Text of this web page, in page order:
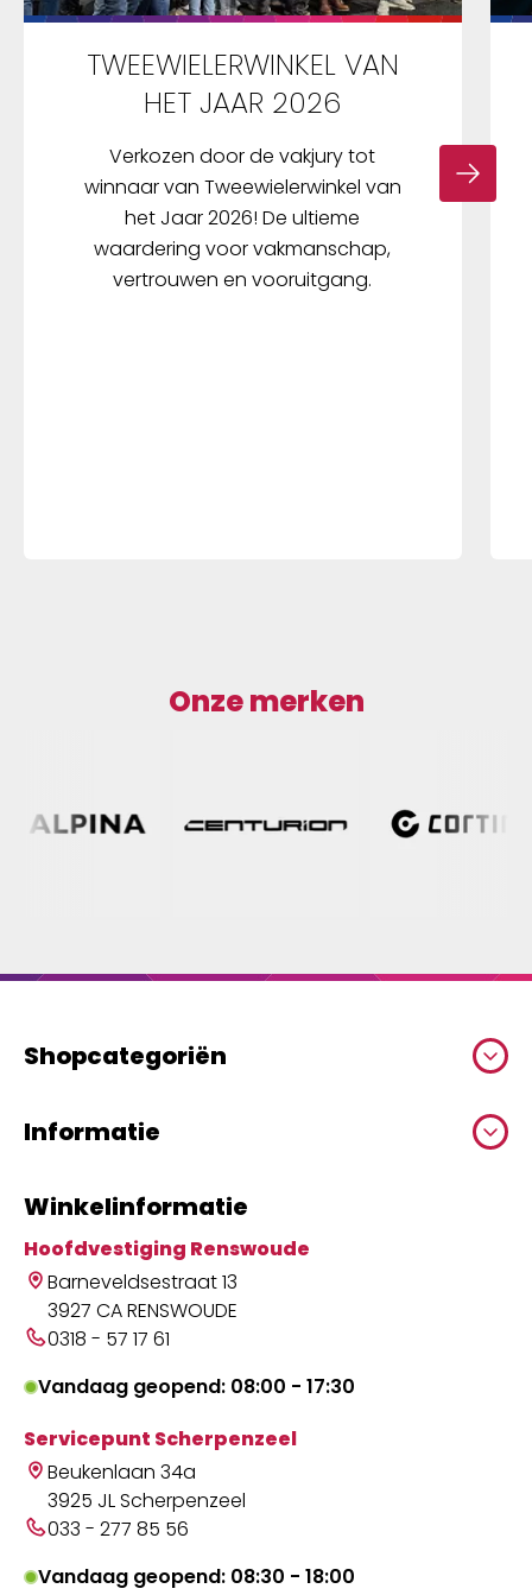
TWEEWIELERWINKEL VAN
HET JAAR 2026
Verkozen door de vakjury tot
winnaar van Tweewielerwinkel van
het Jaar 2026! De ultieme
waardering voor vakmanschap,
vertrouwen en vooruitgang.
Onze merken
Shopcategoriën
Informatie
Winkelinformatie
Hoofdvestiging Renswoude
Barneveldsestraat 13
3927 CA RENSWOUDE
0318 - 57 17 61
Vandaag geopend: 08:00 - 17:30
Servicepunt Scherpenzeel
Beukenlaan 34a
3925 JL Scherpenzeel
033 - 277 85 56
Vandaag geopend: 08:30 - 18:00